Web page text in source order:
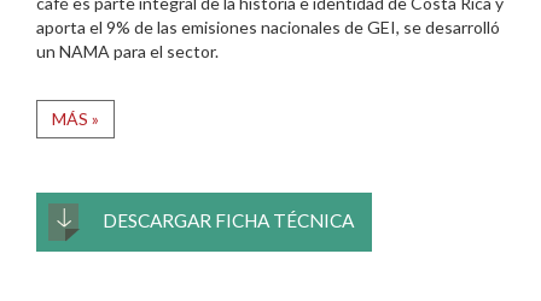
aporta el 9% de las emisiones nacionales de GEI, se desarrolló
un NAMA para el sector.
MÁS »
DESCARGAR FICHA TÉCNICA